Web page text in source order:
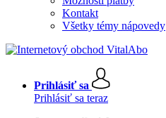
Kontakt
Všetky témy nápovedy
Prihlásiť sa
Prihlásiť sa teraz